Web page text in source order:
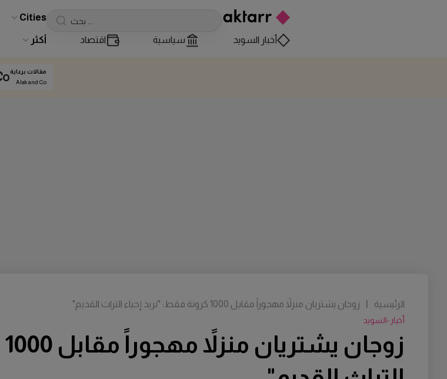
Cities
أخبار السويد سياسية اقتصاد أكثر
مقالات برعاية
Alak and Co
أخبار-السويد
الرئيسية | زوجان يشتريان منزلاً مهجوراً مقابل 1000 كرونة فقط: "نريد إحياء التراث القديم"